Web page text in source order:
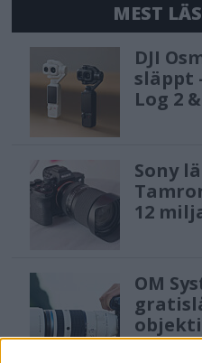
MEST
DJI
släppt
Log 2
Sony
12
OM